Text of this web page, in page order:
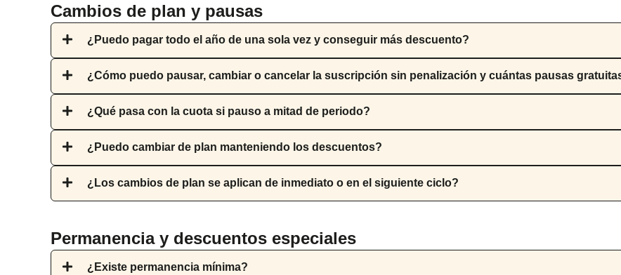
Cambios de plan y pausas
¿Puedo pagar todo el año de una sola vez y conseguir más descuento?
¿Cómo puedo pausar, cambiar o cancelar la suscripción sin penalización y cuántas pausas
¿Qué pasa con la cuota si pauso a mitad de periodo?
¿Puedo cambiar de plan manteniendo los descuentos?
¿Los cambios de plan se aplican de inmediato o en el siguiente ciclo?
Permanencia y descuentos especiales
¿Existe permanencia mínima?